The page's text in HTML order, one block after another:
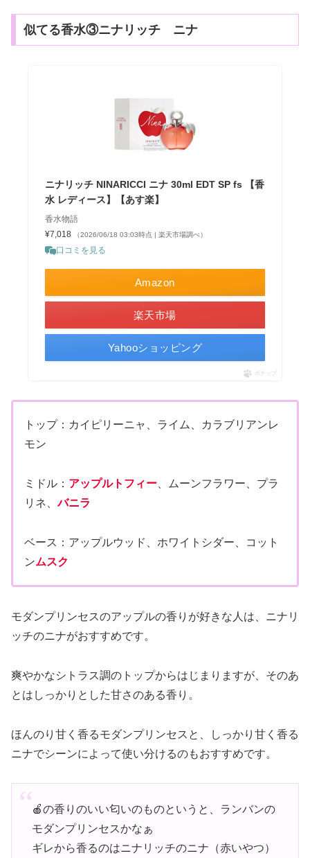
似てる香水③ニナリッチ ニナ
ニナリッチ NINARICCI ニナ 30ml EDT SP fs 【香
水 レディース】【あす楽】
香水物語
¥7,018
（2026/06/18 03:03時点 | 楽天市場調べ）
口コミを見る
Amazon
楽天市場
Yahooショッピング
ポチップ
トップ：カイピリーニャ、ライム、カラブリアンレ
モン
ミドル： アップルトフィー 、ムーンフラワー、プラ
リネ、バニラ
ベース：アップルウッド、ホワイトシダー、コット
ンムスク
モダンプリンセスのアップルの香りが好きな人は、ニナリ
ッチのニナがおすすめです。
爽やかなシトラス調のトップからはじまりますが、そのあ
とはしっかりとした甘さのある香り。
ほんのり甘く香るモダンプリンセスと、しっかり甘く香る
ニナでシーンによって使い分けるのもおすすめです。
🍎の香りのいい匂いのものというと、ランバンの
モダンプリンセスかなぁ
ギレから香るのはニナリッチのニナ（赤いやつ）